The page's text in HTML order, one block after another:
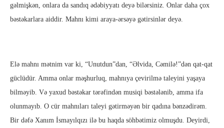
gəlmişkən, onlara da sandıq ədəbiyyatı deyə bilərsiniz. Onlar daha çox
bəstəkarlara aiddir. Mahnı kimi araya-ərsəyə gətirsinlər deyə.
Elə mahnı mətnim var ki, “Unutdun”dan, “Əlvida, Cəmilə!”dən qat-qat
güclüdür. Amma onlar məşhurluq, mahnıya çevirilmə taleyini yaşaya
bilməyib. Və yaxud bəstəkar tərəfindən musiqi bəstələnib, amma ifa
olunmayıb. O cür mahnıları taleyi gətirməyən bir qadına bənzədirəm.
Bir dəfə Xanım İsmayılqızı ilə bu haqda söhbətimiz olmuşdu. Deyirdi,